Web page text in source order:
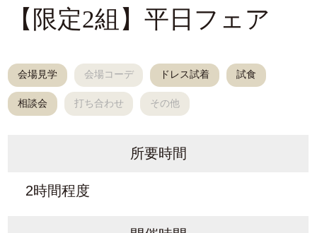
【限定2組】平日フェア
会場見学 会場コーデ ドレス試着 試食
相談会 打ち合わせ その他
所要時間
2時間程度